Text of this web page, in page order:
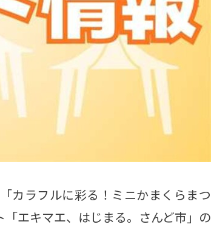
カラフルに彩る！ミニかまくらまつ
エキマエ、はじまる。さんど市」の